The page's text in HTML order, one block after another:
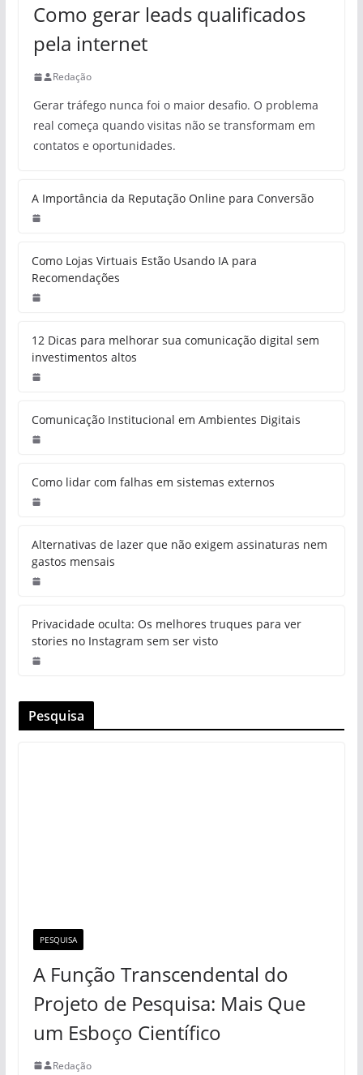
Como gerar leads qualificados
pela internet
Redação
Gerar tráfego nunca foi o maior desafio. O problema
real começa quando visitas não se transformam em
contatos e oportunidades.
A Importância da Reputação Online para Conversão
Como Lojas Virtuais Estão Usando IA para
Recomendações
12 Dicas para melhorar sua comunicação digital sem
investimentos altos
Comunicação Institucional em Ambientes Digitais
Como lidar com falhas em sistemas externos
Alternativas de lazer que não exigem assinaturas nem
gastos mensais
Privacidade oculta: Os melhores truques para ver
stories no Instagram sem ser visto
Pesquisa
PESQUISA
A Função Transcendental do
Projeto de Pesquisa: Mais Que
um Esboço Científico
Redação